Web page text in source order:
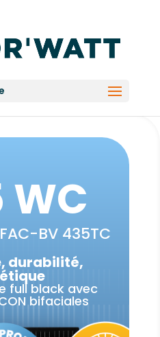
WC
BV 435TC
durabilité,
full black avec
bifaciales